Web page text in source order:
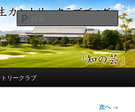
リークラブ総支配人
事、コースの改修・更新作業、ゴルフに関する随
に発信します。
検
索
リークラブ
次へ→